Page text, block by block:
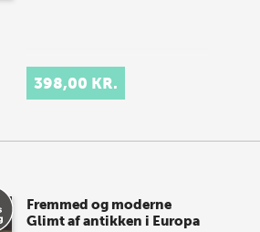
398,00 KR.
Fremmed og moderne
Glimt af antikken i Europa